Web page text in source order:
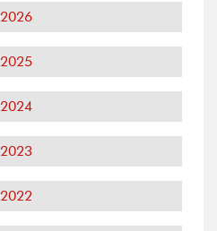
2026
2025
2024
2023
2022